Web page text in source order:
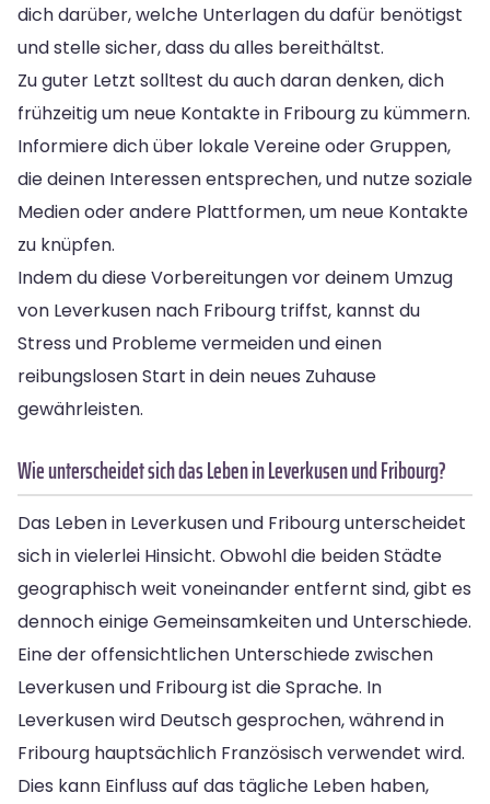
dich darüber, welche Unterlagen du dafür benötigst
und stelle sicher, dass du alles bereithältst.
Zu guter Letzt solltest du auch daran denken, dich
frühzeitig um neue Kontakte in Fribourg zu kümmern.
Informiere dich über lokale Vereine oder Gruppen,
die deinen Interessen entsprechen, und nutze soziale
Medien oder andere Plattformen, um neue Kontakte
zu knüpfen.
Indem du diese Vorbereitungen vor deinem Umzug
von Leverkusen nach Fribourg triffst, kannst du
Stress und Probleme vermeiden und einen
reibungslosen Start in dein neues Zuhause
gewährleisten.
Wie unterscheidet sich das Leben in Leverkusen und Fribourg?
Das Leben in Leverkusen und Fribourg unterscheidet
sich in vielerlei Hinsicht. Obwohl die beiden Städte
geographisch weit voneinander entfernt sind, gibt es
dennoch einige Gemeinsamkeiten und Unterschiede.
Eine der offensichtlichen Unterschiede zwischen
Leverkusen und Fribourg ist die Sprache. In
Leverkusen wird Deutsch gesprochen, während in
Fribourg hauptsächlich Französisch verwendet wird.
Dies kann Einfluss auf das tägliche Leben haben,